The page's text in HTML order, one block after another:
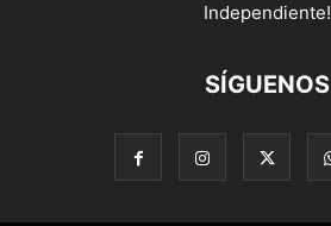
Independiente!
SÍGUENOS